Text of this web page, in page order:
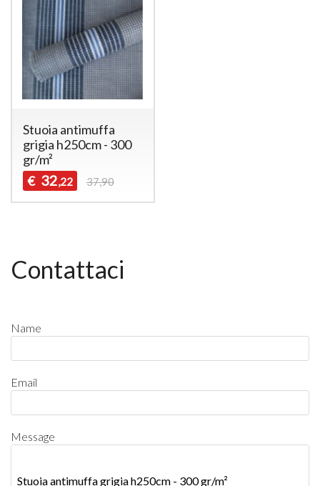
Stuoia antimuffa
grigia h250cm - 300
gr/m²
€ 32,22 37,90
Contattaci
Name
Email
Message